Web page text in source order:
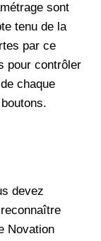
sont
tenu de la
par ce
pour contrôler
chaque
devez
Novation